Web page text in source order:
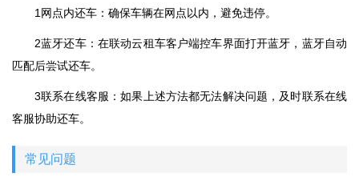
‌1网点内还车‌：确保车辆在网点以内，避免违停。
‌2蓝牙还车‌：在联动云租车客户端控车界面打开蓝牙，蓝牙自动
匹配后尝试还车。
‌3联系在线客服‌：如果上述方法都无法解决问题，及时联系在线
客服协助还车。
常见问题